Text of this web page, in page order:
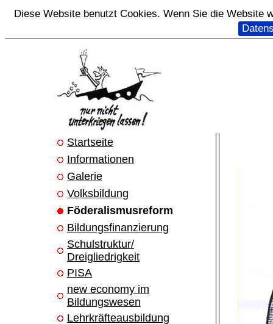
Diese Website benutzt Cookies. Wenn Sie die Website
Startseite
Informationen
Galerie
Volksbildung
Föderalismusreform
Bildungsfinanzierung
Schulstruktur/
Dreigliedrigkeit
PISA
new economy im
Bildungswesen
Lehrkräfteausbildung